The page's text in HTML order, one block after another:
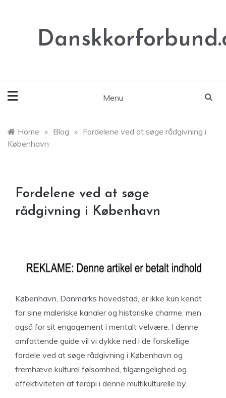
Menu
Home » Blog » Fordelene ved at søge rådgivning i
København
Fordelene ved at søge
rådgivning i København
København, Danmarks hovedstad, er ikke kun kendt
for sine maleriske kanaler og historiske charme, men
også for sit engagement i mentalt velvære. I denne
omfattende guide vil vi dykke ned i de forskellige
fordele ved at søge rådgivning i København og
fremhæve kulturel følsomhed, tilgængelighed og
effektiviteten af ​​terapi i denne multikulturelle by.